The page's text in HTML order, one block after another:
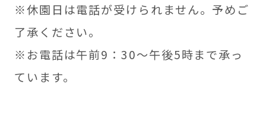
※休園日は電話が受けられません。予めご
了承ください。
※お電話は午前9：30～午後5時まで承っ
ています。